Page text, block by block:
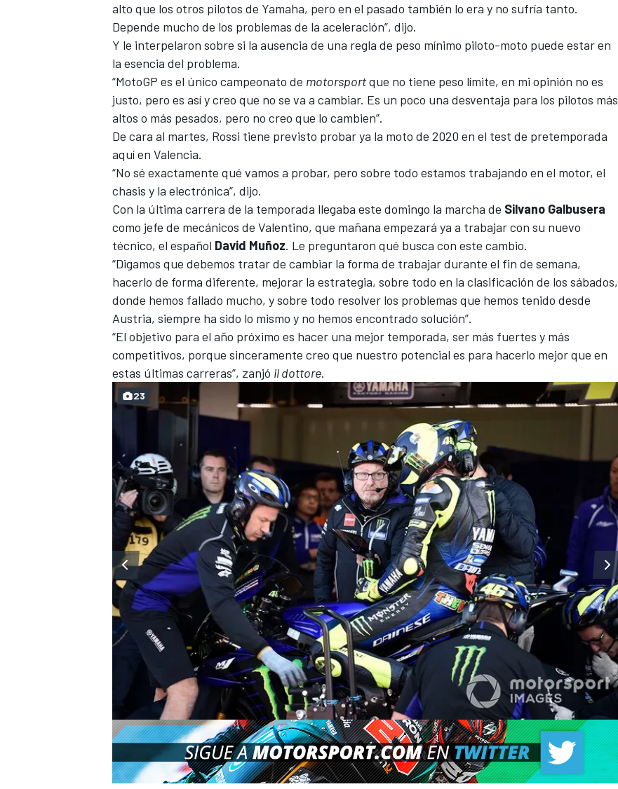
alto que los otros pilotos de Yamaha, pero en el pasado también lo era y no sufría tanto.
Depende mucho de los problemas de la aceleración”, dijo.
Y le interpelaron sobre si la ausencia de una regla de peso mínimo piloto-moto puede estar en
la esencia del problema.
“MotoGP es el único campeonato de motorsportque no tiene peso límite, en mi opinión no es
justo, pero es así y creo que no se va a cambiar. Es un poco una desventaja para los pilotos más
altos o más pesados, pero no creo que lo cambien”.
De cara al martes, Rossi tiene previsto probar ya la moto de 2020 en el test de pretemporada
aquí en Valencia.
“No sé exactamente qué vamos a probar, pero sobre todo estamos trabajando en el motor, el
chasis y la electrónica”, dijo.
Con la última carrera de la temporada llegaba este domingo la marcha de Silvano Galbusera
como jefe de mecánicos de Valentino, que mañana empezará ya a trabajar con su nuevo
técnico, el español David Muñoz. Le preguntaron qué busca con este cambio.
“Digamos que debemos tratar de cambiar la forma de trabajar durante el fin de semana,
hacerlo de forma diferente, mejorar la estrategia, sobre todo en la clasificación de los sábados,
donde hemos fallado mucho, y sobre todo resolver los problemas que hemos tenido desde
Austria, siempre ha sido lo mismo y no hemos encontrado solución”.
“El objetivo para el año próximo es hacer una mejor temporada, ser más fuertes y más
competitivos, porque sinceramente creo que nuestro potencial es para hacerlo mejor que en
estas últimas carreras”, zanjó il dottore.
23